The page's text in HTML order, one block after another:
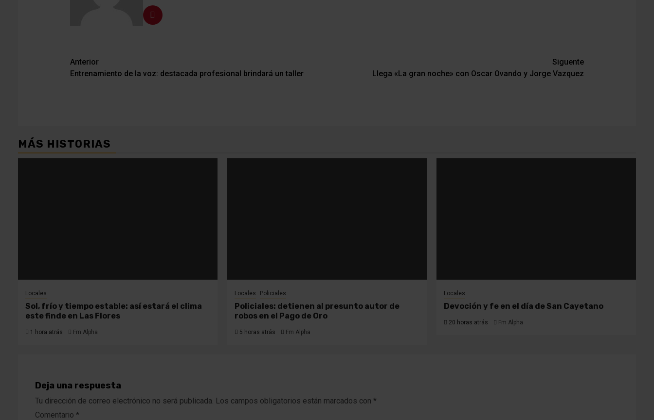
Navegación
de
Anterior
Entrenamiento de la voz: destacada profesional brindará un taller
Siguente
Llega «La gran noche» con Oscar Ovando y Jorge Vazquez
MÁS HISTORIAS
Locales
Sol, frío y tiempo estable: así estará el clima
este finde en Las Flores
1 hora atrás Fm Alpha
Locales Policiales
Policiales: detienen al presunto autor de
robos en el Pago de Oro
5 horas atrás Fm Alpha
Locales
Devoción y fe en el día de San Cayetano
20 horas atrás Fm Alpha
Deja una respuesta
Tu dirección de correo electrónico no será publicada. Los campos obligatorios están marcados con *
Comentario *